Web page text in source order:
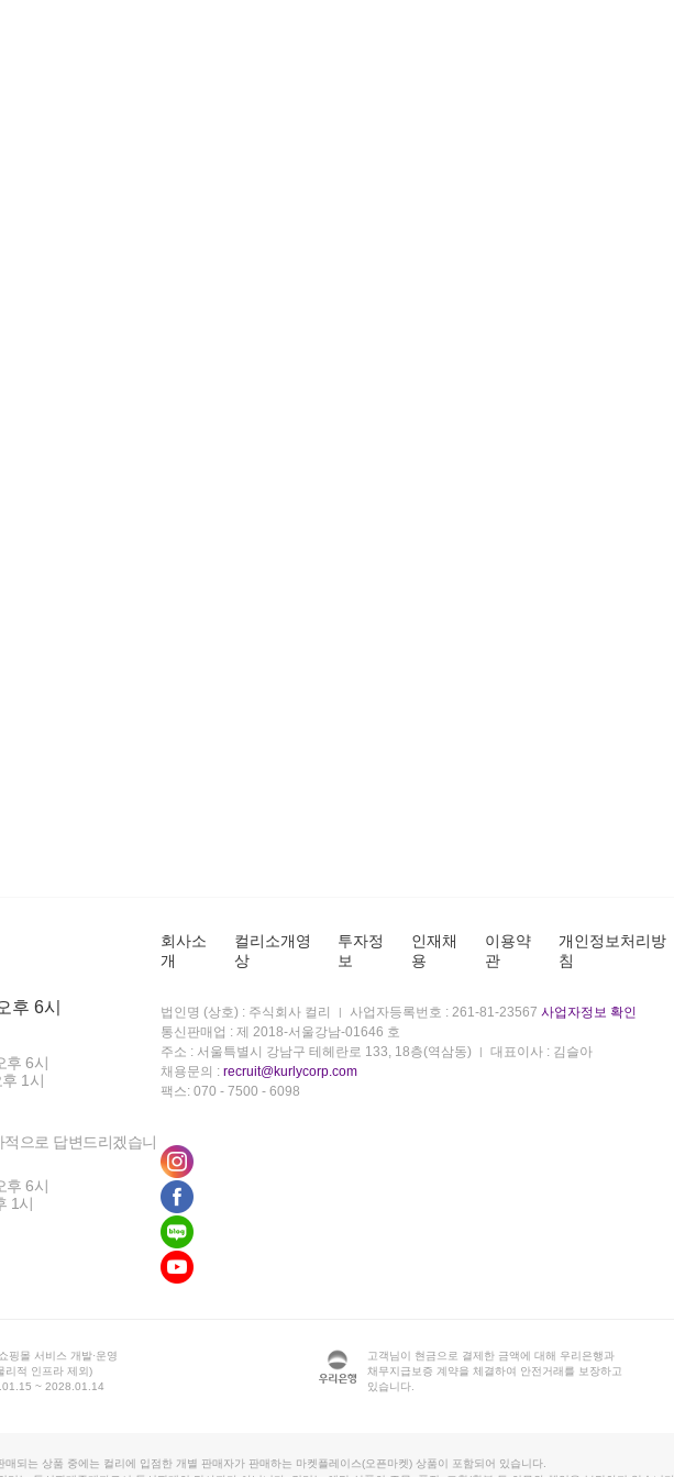
후 6시
후 6시
1시
으로 답변드리겠습니
후 6시
1시
회사소
개
컬리소개영
상
투자정
보
인재채
용
이용약
관
개인정보처리방
침
법인명 (상호) : 주식회사 컬리 사업자등록번호 : 261-81-23567 사업자정보 확인
통신판매업 : 제 2018-서울강남-01646 호
주소 : 서울특별시 강남구 테헤란로 133, 18층(역삼동)
대표이사 : 김슬아
채용문의 : recruit@kurlycorp.com
팩스: 070 - 7500 - 6098
핑몰 서비스 개발·운영
리적 인프라 제외)
~ 2028.01.14
고객님이 현금으로 결제한 금액에 대해 우리은행과
채무지급보증 계약을 체결하여 안전거래를 보장하고
있습니다.
매되는 상품 중에는 컬리에 입점한 개별 판매자가 판매하는 마켓플레이스(오픈마켓) 상품이 포함되어 있습니다.